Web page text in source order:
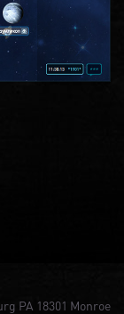
PA 18301 Monroe